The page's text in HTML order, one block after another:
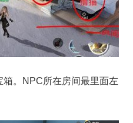
。NPC所在房间最里面左